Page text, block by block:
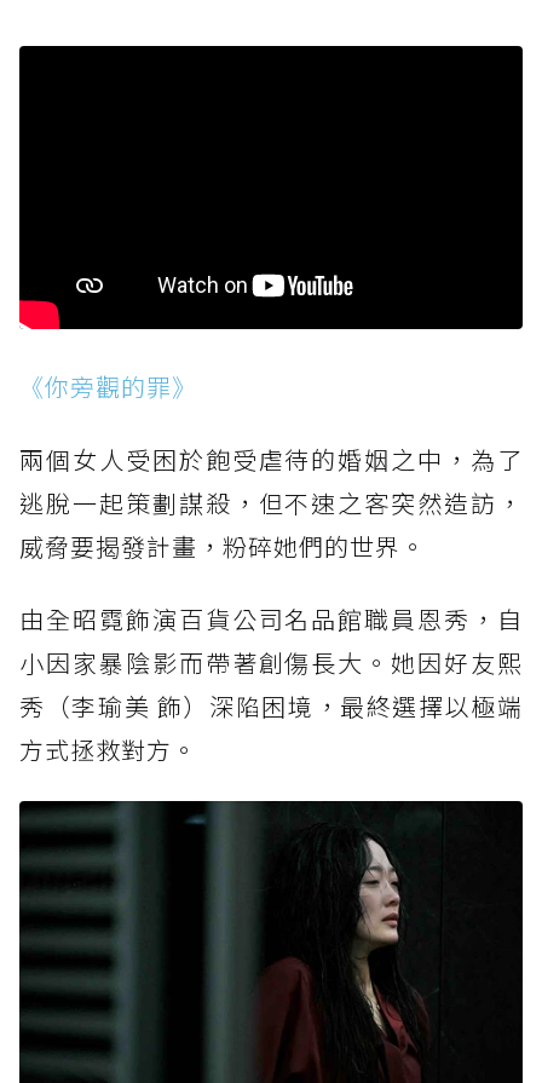
《你旁觀的罪》
兩個女人受困於飽受虐待的婚姻之中，為了
逃脫一起策劃謀殺，但不速之客突然造訪，
威脅要揭發計畫，粉碎她們的世界。
由全昭霓飾演百貨公司名品館職員恩秀，自
小因家暴陰影而帶著創傷長大。她因好友熙
秀（李瑜美 飾）深陷困境，最終選擇以極端
方式拯救對方。